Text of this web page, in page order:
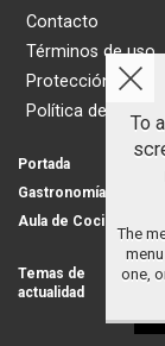
Contacto
Términos de uso
Protección de
Política de cookies
Portada
Gastronomía
Aula de Cocina
Temas de
actualidad
To
The
one,